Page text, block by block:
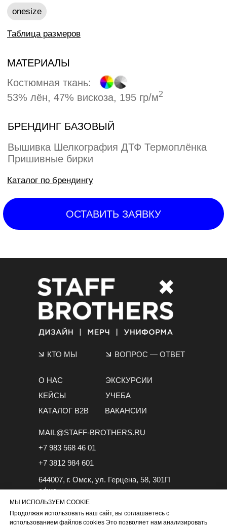
644007, г. Омск, ул. Герцена, 58, 301П
офис
MAIL@STAFF-BROTHERS.RU
+7 983 568 46 01
+7 3812 984 601
О НАС
КЕЙСЫ
КАТАЛОГ B2B
ЭКСКУРСИИ
УЧЕБА
ВАКАНСИИ
КТО МЫ ВОПРОС — ОТВЕТ
МЫ ИСПОЛЬЗУЕМ COOKIE
Продолжая использовать наш сайт, вы соглашаетесь с
использованием файлов cookies Это позволяет нам анализировать